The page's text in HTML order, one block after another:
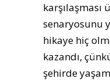
karşılaşması
senaryosunu
hikaye hiç
kazandı,
şehirde